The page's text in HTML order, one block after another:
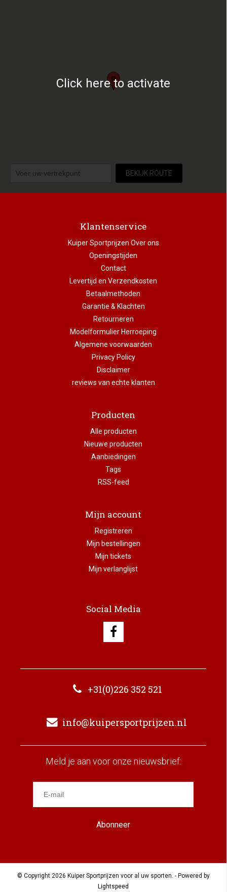
Click here to activate
BEKIJK ROUTE
Klantenservice
Kuiper Sportprijzen Over ons
Openingstijden
Contact
Levertijd en Verzendkosten
Betaalmethoden
Garantie & Klachten
Retourneren
Modelformulier Herroeping
Algemene voorwaarden
Privacy Policy
Disclaimer
reviews van echte klanten
Producten
Alle producten
Nieuwe producten
Aanbiedingen
Tags
RSS-feed
Mijn account
Registreren
Mijn bestellingen
Mijn tickets
Mijn verlanglijst
Social Media
+31(0)226 352 521
info@kuipersportprijzen.nl
Meld je aan voor onze nieuwsbrief:
Abonneer
© Copyright 2026 Kuiper Sportprijzen voor al uw sporten. - Powered by
Lightspeed